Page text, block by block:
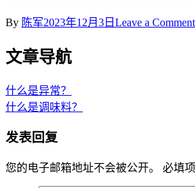
By 陈军2023年12月3日 Leave a Comment
文章导航
什么是异常？
什么是调味料？
发表回复
您的电子邮箱地址不会被公开。 必填